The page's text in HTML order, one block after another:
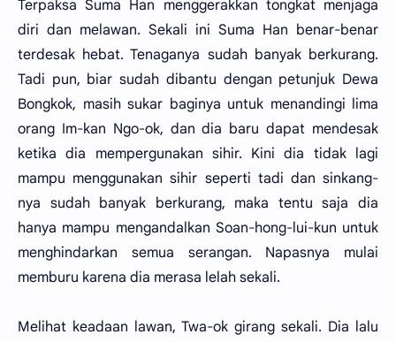
Terpaksa Suma Han menggerakkan tongkat menjaga
diri dan melawan. Sekali ini Suma Han benar-benar
terdesak hebat. Tenaganya sudah banyak berkurang.
Tadi pun, biar sudah dibantu dengan petunjuk Dewa
Bongkok, masih sukar baginya untuk menandingi lima
orang Im-kan Ngo-ok, dan dia baru dapat mendesak
ketika dia mempergunakan sihir. Kini dia tidak lagi
mampu menggunakan sihir seperti tadi dan sinkang-
nya sudah banyak berkurang, maka tentu saja dia
hanya mampu mengandalkan Soan-hong-lui-kun untuk
menghindarkan semua serangan. Napasnya mulai
memburu karena dia merasa lelah sekali.
Melihat keadaan lawan, Twa-ok girang sekali. Dia lalu